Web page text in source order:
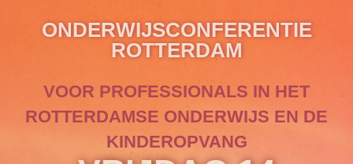
ONDERWIJSCONFERENTIE
ROTTERDAM
VOOR PROFESSIONALS IN HET
ROTTERDAMSE ONDERWIJS EN DE
KINDEROPVANG